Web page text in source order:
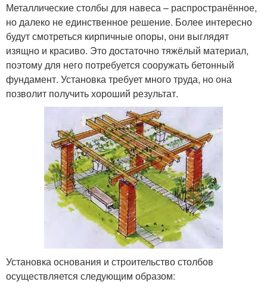
Металлические столбы для навеса – распространённое,
но далеко не единственное решение. Более интересно
будут смотреться кирпичные опоры, они выглядят
изящно и красиво. Это достаточно тяжёлый материал,
поэтому для него потребуется сооружать бетонный
фундамент. Установка требует много труда, но она
позволит получить хороший результат.
Установка основания и строительство столбов
осуществляется следующим образом: